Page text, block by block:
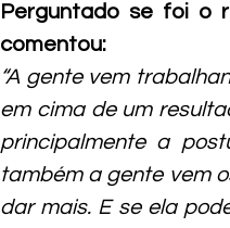
Perguntado se foi o
comentou:
“A gente vem
em cima de um
principalmente a
também a gente vem
dar mais. E se ela